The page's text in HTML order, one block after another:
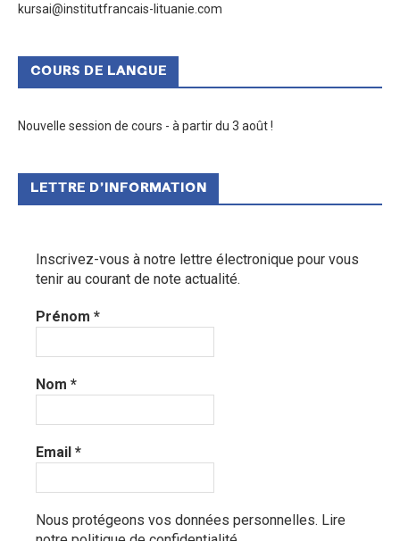
kursai@institutfrancais-lituanie.com
COURS DE LANGUE
Nouvelle session de cours - à partir du 3 août !
LETTRE D’INFORMATION
Inscrivez-vous à notre lettre électronique pour vous
tenir au courant de note actualité.
Prénom *
Nom *
Email *
Nous protégeons vos données personnelles. Lire